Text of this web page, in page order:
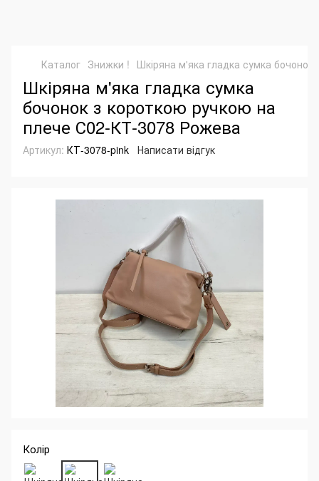
Каталог Знижки ! Шкіряна м'яка гладка сумка
Шкіряна м'яка гладка сумка
бочонок з короткою ручкою на
плече С02-КТ-3078 Рожева
Артикул: КТ-3078-pink Написати відгук
Колір